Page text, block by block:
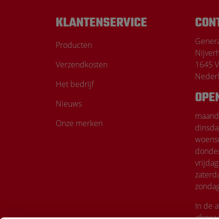
KLANTENSERVICE
Producten
Verzendkosten
Het bedrijf
Nieuws
Onze merken
1645
vrijdag:
In de